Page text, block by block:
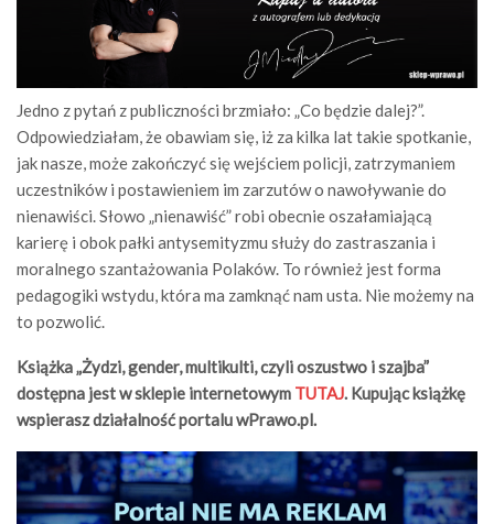
Jedno z pytań z publiczności brzmiało: „Co będzie dalej?”.
Odpowiedziałam, że obawiam się, iż za kilka lat takie spotkanie,
jak nasze, może zakończyć się wejściem policji, zatrzymaniem
uczestników i postawieniem im zarzutów o nawoływanie do
nienawiści. Słowo „nienawiść” robi obecnie oszałamiającą
karierę i obok pałki antysemityzmu służy do zastraszania i
moralnego szantażowania Polaków. To również jest forma
pedagogiki wstydu, która ma zamknąć nam usta. Nie możemy na
to pozwolić.
Książka „Żydzi, gender, multikulti, czyli oszustwo i szajba”
dostępna jest w sklepie internetowym TUTAJ. Kupując książkę
wspierasz działalność portalu wPrawo.pl.